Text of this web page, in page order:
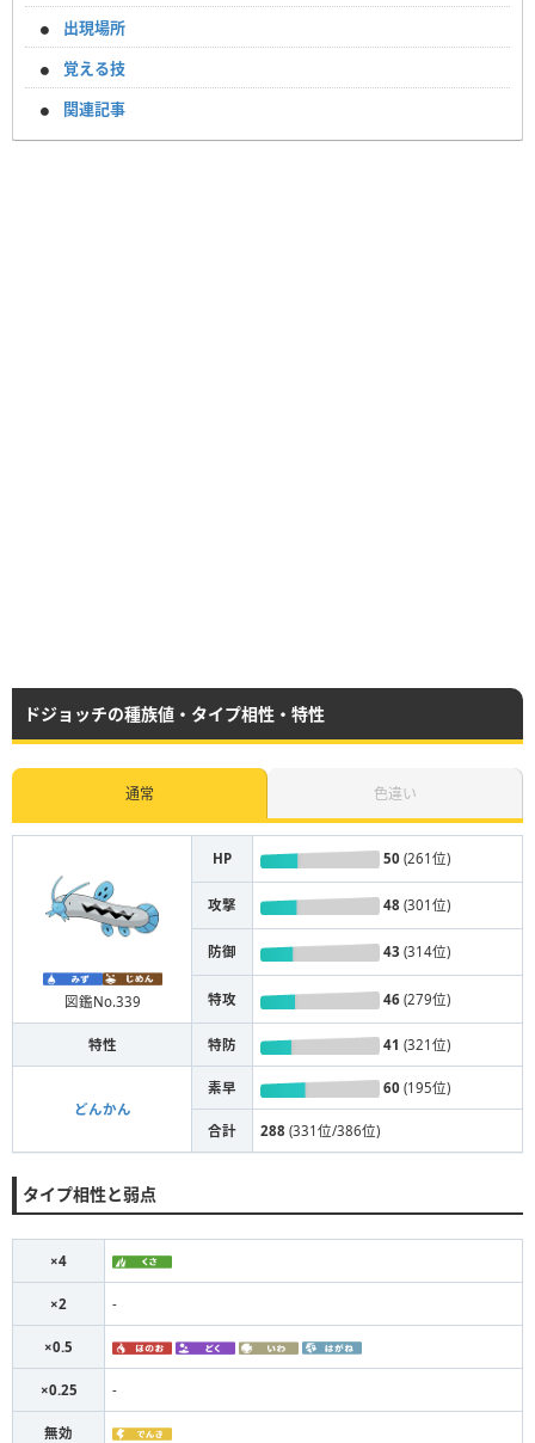
出現場所
覚える技
関連記事
ドジョッチの種族値・タイプ相性・特性
通常 色違い
図鑑No.339
HP 50 (261位)
攻撃 48 (301位)
防御 43 (314位)
特攻 46 (279位)
特性 特防 41 (321位)
どんかん
素早 60 (195位)
合計 288 (331位/386位)
タイプ相性と弱点
×4
×2 -
×0.5
×0.25 -
無効